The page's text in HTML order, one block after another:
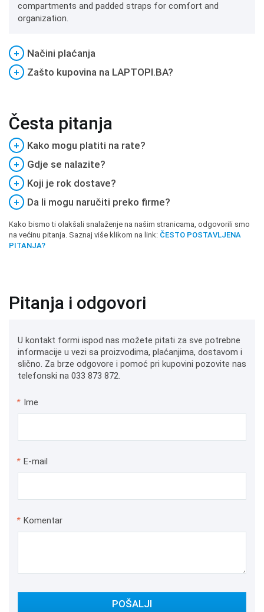
compartments and padded straps for comfort and
organization.
+
Načini plaćanja
+
Zašto kupovina na LAPTOPI.BA?
Česta pitanja
+
Kako mogu platiti na rate?
+
Gdje se nalazite?
+
Koji je rok dostave?
+
Da li mogu naručiti preko firme?
Kako bismo ti olakšali snalaženje na našim stranicama, odgovorili smo
na većinu pitanja. Saznaj više klikom na link: ČESTO POSTAVLJENA
PITANJA?
Pitanja i odgovori
U kontakt formi ispod nas možete pitati za sve potrebne
informacije u vezi sa proizvodima, plaćanjima, dostavom i
slično. Za brze odgovore i pomoć pri kupovini pozovite nas
telefonski na 033 873 872.
* Ime
* E-mail
* Komentar
POŠALJI